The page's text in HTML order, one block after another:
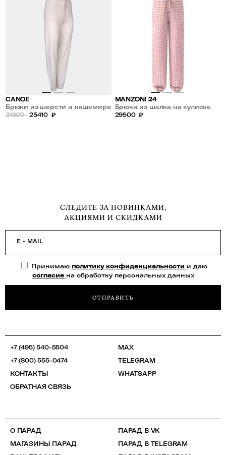
CANOE
Брюки из шерсти и кашемира
31900 25410 ₽
MANZONI 24
Брюки из шелка на кулиске
29500 ₽
СЛЕДИТЕ ЗА НОВИНКАМИ,
АКЦИЯМИ И СКИДКАМИ
E - MAIL
Принимаю политику конфиденциальности и даю
согласие на обработку персональных данных
ОТПРАВИТЬ
+7 (495) 540-5504
+7 (800) 555-0474
КОНТАКТЫ
ОБРАТНАЯ СВЯЗЬ
MAX
TELEGRAM
WHATSAPP
О ПАРАД
МАГАЗИНЫ ПАРАД
ПАРАД В VK
ПАРАД В TELEGRAM